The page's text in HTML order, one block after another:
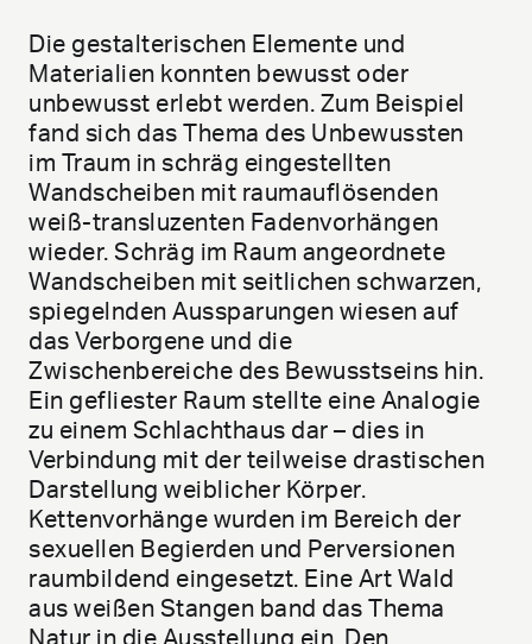
Die gestalterischen Elemente und
Materialien konnten bewusst oder
unbewusst erlebt werden. Zum Beispiel
fand sich das Thema des Unbewussten
im Traum in schräg eingestellten
Wandscheiben mit raumauflösenden
weiß-transluzenten Fadenvorhängen
wieder. Schräg im Raum angeordnete
Wandscheiben mit seitlichen schwarzen,
spiegelnden Aussparungen wiesen auf
das Verborgene und die
Zwischenbereiche des Bewusstseins hin.
Ein gefliester Raum stellte eine Analogie
zu einem Schlachthaus dar – dies in
Verbindung mit der teilweise drastischen
Darstellung weiblicher Körper.
Kettenvorhänge wurden im Bereich der
sexuellen Begierden und Perversionen
raumbildend eingesetzt. Eine Art Wald
aus weißen Stangen band das Thema